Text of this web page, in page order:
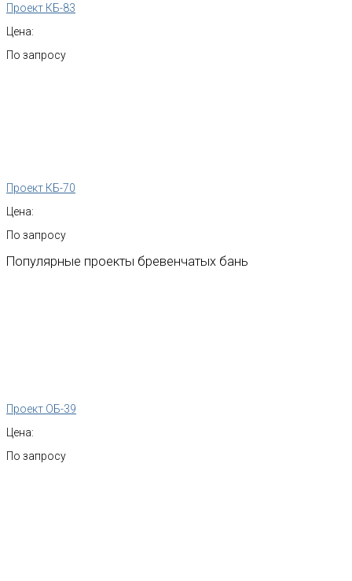
Проект КБ-83
Цена:
По запросу
Проект КБ-70
Цена:
По запросу
Популярные проекты бревенчатых бань
Проект ОБ-39
Цена:
По запросу